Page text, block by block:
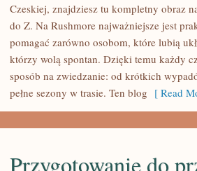
CZECHY
Czeskiej, znajdziesz tu kompletny obraz
do Z. Na Rushmore najważniejsze jest
pomagać zarówno osobom, które lubią
którzy wolą spontan. Dzięki temu każdy
sposób na zwiedzanie: od krótkich
pełne sezony w trasie. Ten blog [ Read
Przygotowanie do